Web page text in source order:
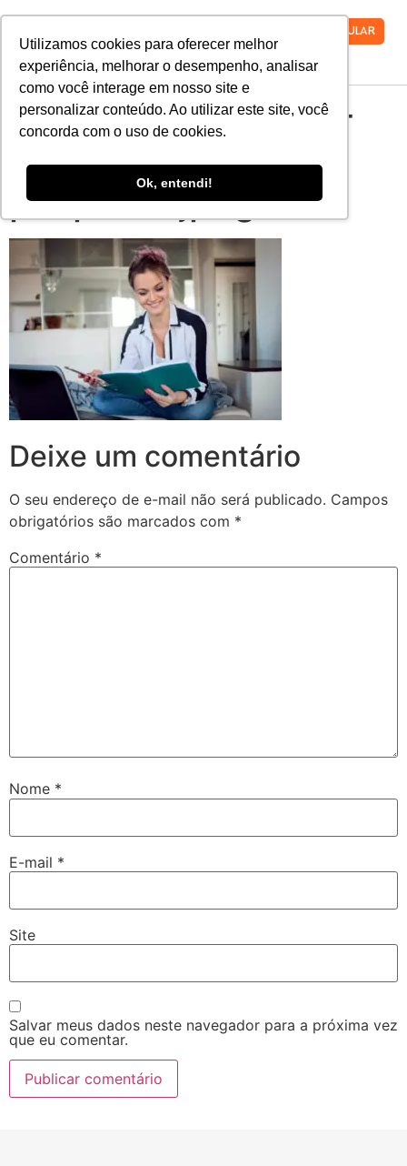
Utilizamos cookies para oferecer melhor
experiência, melhorar o desempenho, analisar
como você interage em nosso site e
personalizar conteúdo. Ao utilizar este site, você
concorda com o uso de cookies.
Ok, entendi!
VESTIBULAR
fazendo-vestibular-
da-inscricao-ao-
posprova.jpeg
Deixe um comentário
O seu endereço de e-mail não será publicado. Campos
obrigatórios são marcados com *
Comentário *
Nome *
E-mail *
Site
Salvar meus dados neste navegador para a próxima vez
que eu comentar.